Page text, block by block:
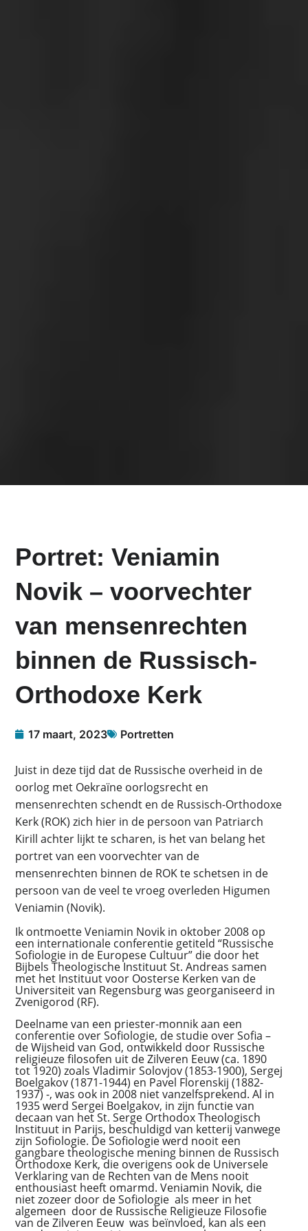
Portret: Veniamin
Novik – voorvechter
van mensenrechten
binnen de Russisch-
Orthodoxe Kerk
17 maart, 2023 Portretten
Juist in deze tijd dat de Russische overheid in de
oorlog met Oekraïne oorlogsrecht en
mensenrechten schendt en de Russisch-Orthodoxe
Kerk (ROK) zich hier in de persoon van Patriarch
Kirill achter lijkt te scharen, is het van belang het
portret van een voorvechter van de
mensenrechten binnen de ROK te schetsen in de
persoon van de veel te vroeg overleden Higumen
Veniamin (Novik).
Ik ontmoette Veniamin Novik in oktober 2008 op
een internationale conferentie getiteld “Russische
Sofiologie in de Europese Cultuur” die door het
Bijbels Theologische Instituut St. Andreas samen
met het Instituut voor Oosterse Kerken van de
Universiteit van Regensburg was georganiseerd in
Zvenigorod (RF).
Deelname van een priester-monnik aan een
conferentie over Sofiologie, de studie over Sofia –
de Wijsheid van God, ontwikkeld door Russische
religieuze filosofen uit de Zilveren Eeuw (ca. 1890
tot 1920) zoals Vladimir Solovjov (1853-1900), Sergej
Boelgakov (1871-1944) en Pavel Florenskij (1882-
1937) -, was ook in 2008 niet vanzelfsprekend. Al in
1935 werd Sergei Boelgakov, in zijn functie van
decaan van het St. Serge Orthodox Theologisch
Instituut in Parijs, beschuldigd van ketterij vanwege
zijn Sofiologie. De Sofiologie werd nooit een
gangbare theologische mening binnen de Russisch
Orthodoxe Kerk, die overigens ook de Universele
Verklaring van de Rechten van de Mens nooit
enthousiast heeft omarmd. Veniamin Novik, die
niet zozeer door de Sofiologie als meer in het
algemeen door de Russische Religieuze Filosofie
van de Zilveren Eeuw was beïnvloed, kan als een